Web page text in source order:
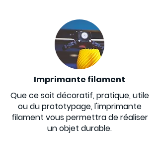
Imprimante filament
Que ce soit décoratif, pratique, utile
ou du prototypage, l'imprimante
filament vous permettra de réaliser
un objet durable.